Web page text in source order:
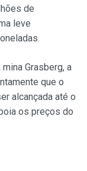
de
leve
Grasberg, a
que o
alcançada até o
os preços do